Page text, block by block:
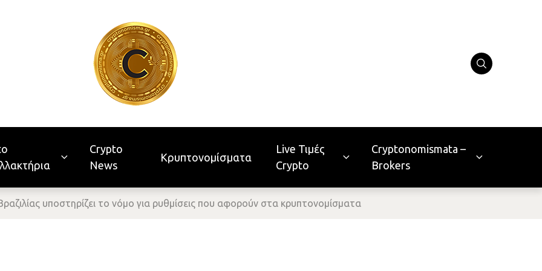
Crypto
News
Κρυπτονομίσματα
Live Τιμές
Crypto
Cryptonomismata –
Brokers
υποστηρίζει το νόμο για ρυθμίσεις που αφορούν στα κρυπτονομίσματα